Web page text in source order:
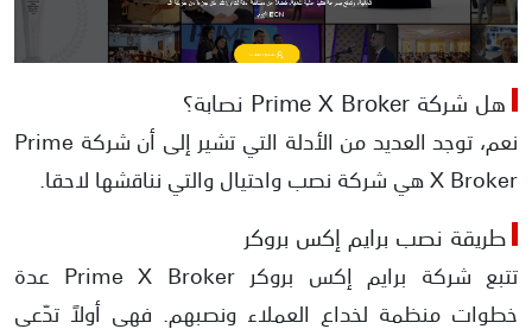
هل شركة Prime X Broker نصابة؟
نعم، توجد العديد من الأدلة التي تشير إلى أن شركة Prime
X Broker هي شركة نصب واحتيال والتي نناقشها لاحقا.
طريقة نصب برايم إكس بروكر
تتبع شركة برايم إكس بروكر Prime X Broker عدة
خطوات منظمة لخداع العملاء ونصبهم. فهي أولاً تدّعي